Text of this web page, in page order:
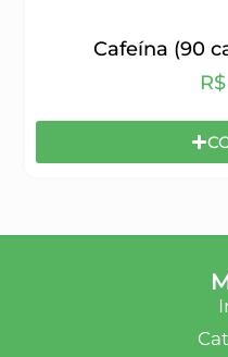
Cafeína (90
R$